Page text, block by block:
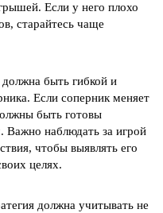
Если у него плохо
старайтесь чаще
быть гибкой и
Если соперник меняет
быть готовы
Важно наблюдать за игрой
чтобы выявлять его
целях.
должна учитывать не